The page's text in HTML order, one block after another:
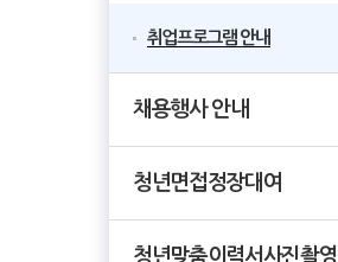
취업프로그램 안내
채용행사 안내
청년면접정장대여
청년맞춤이력서사진촬영